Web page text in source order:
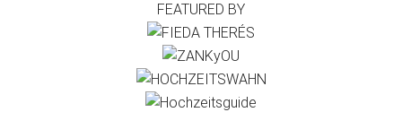
FEATURED BY